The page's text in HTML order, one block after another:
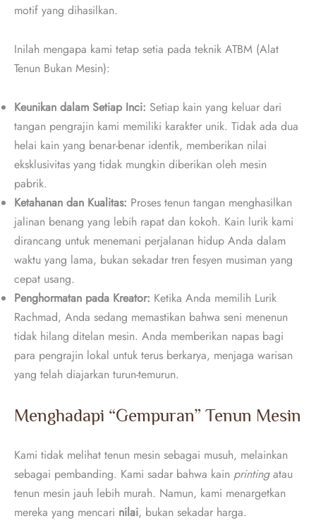
motif yang dihasilkan.
Inilah mengapa kami tetap setia pada teknik ATBM (Alat
Tenun Bukan Mesin):
Keunikan dalam Setiap Inci: Setiap kain yang keluar dari
tangan pengrajin kami memiliki karakter unik. Tidak ada dua
helai kain yang benar-benar identik, memberikan nilai
eksklusivitas yang tidak mungkin diberikan oleh mesin
pabrik.
Ketahanan dan Kualitas: Proses tenun tangan menghasilkan
jalinan benang yang lebih rapat dan kokoh. Kain lurik kami
dirancang untuk menemani perjalanan hidup Anda dalam
waktu yang lama, bukan sekadar tren fesyen musiman yang
cepat usang.
Penghormatan pada Kreator: Ketika Anda memilih Lurik
Rachmad, Anda sedang memastikan bahwa seni menenun
tidak hilang ditelan mesin. Anda memberikan napas bagi
para pengrajin lokal untuk terus berkarya, menjaga warisan
yang telah diajarkan turun-temurun.
Menghadapi “Gempuran” Tenun Mesin
Kami tidak melihat tenun mesin sebagai musuh, melainkan
sebagai pembanding. Kami sadar bahwa kain printingatau
tenun mesin jauh lebih murah. Namun, kami menargetkan
mereka yang mencari nilai, bukan sekadar harga.